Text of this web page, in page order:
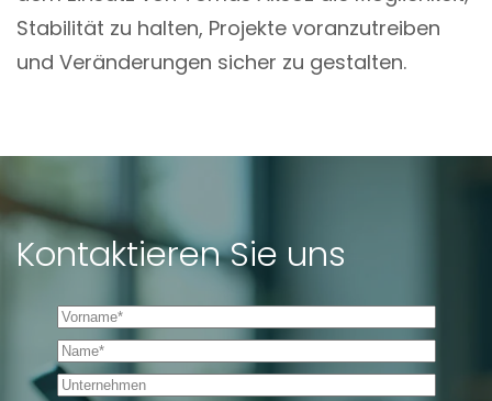
Stabilität zu halten, Projekte voranzutreiben
und Veränderungen sicher zu gestalten.
Kontaktieren Sie uns
Vorname *
Name *
Unternehmen